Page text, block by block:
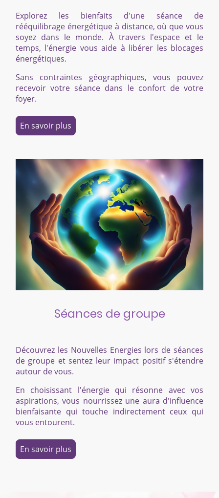
Explorez les bienfaits d'une séance de
rééquilibrage énergétique à distance, où que vous
soyez dans le monde. À travers l'espace et le
temps, l'énergie vous aide à libérer les blocages
énergétiques.
Sans contraintes géographiques, vous pouvez
recevoir votre séance dans le confort de votre
foyer.
En savoir plus
Séances de groupe
Découvrez les Nouvelles Energies lors de séances
de groupe et sentez leur impact positif s'étendre
autour de vous.
En choisissant l'énergie qui résonne avec vos
aspirations, vous nourrissez une aura d'influence
bienfaisante qui touche indirectement ceux qui
vous entourent.
En savoir plus